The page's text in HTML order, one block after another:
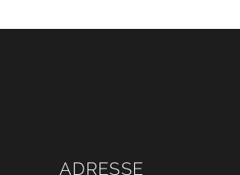
ADRESSE